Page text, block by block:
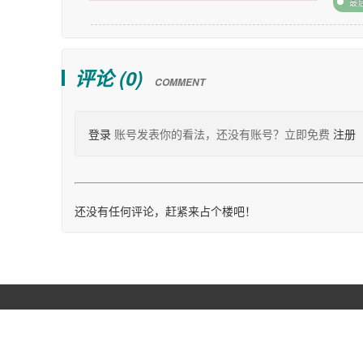
最
评论 (0) COMMENT
登录 账号发表你的看法，还没有账号？立即免费 注册
还没有任何评论，赶紧来占个楼吧！